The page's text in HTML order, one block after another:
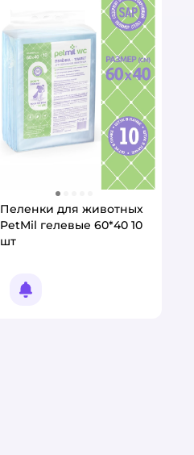
Пеленки для животных
PetMil гелевые 60*40 10
шт
Уведомить о появлении